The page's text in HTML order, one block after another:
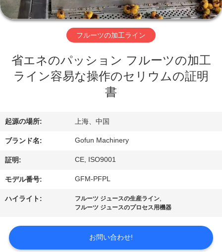
ク
ビ
VR
シ
ョ
ー
私
達
フルーツの加工ライン
省エネのパッション フルーツの加工
ライン容易な操作のセリウムの証明
書
起源の場所: 上海、中国
ブランド名: Gofun Machinery
証明: CE, ISO9001
モデル番号: GFM-PFPL
ハイライト: フルーツ ジュースの生産ライン,
フルーツ ジュースのプロセス用機器
お問い合わせ!